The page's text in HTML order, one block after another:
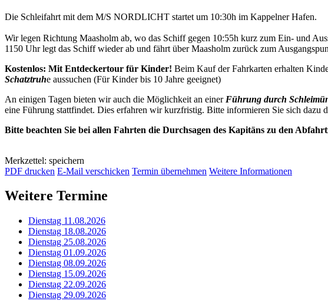
Die Schleifahrt mit dem M/S NORDLICHT startet um 10:30h im Kappelner Hafen.
Wir legen Richtung Maasholm ab, wo das Schiff gegen 10:55h kurz zum Ein- und
1150 Uhr legt das Schiff wieder ab und fährt über Maasholm zurück zum
Kostenlos: Mit Entdeckertour für Kinder! Beim Kauf der Fahrkarten erhalten
Schatztruhe aussuchen (Für Kinder bis 10 Jahre geeignet)
An einigen Tagen bieten wir auch die Möglichkeit an einer Führung durch
eine Führung stattfindet. Dies erfahren wir kurzfristig. Bitte informieren Sie sich dazu
Bitte beachten Sie bei allen Fahrten die Durchsagen des Kapitäns zu den
Merkzettel: speichern
PDF drucken E-Mail verschicken Termin übernehmen Weitere Informationen
Weitere Termine
Dienstag 11.08.2026
Dienstag 18.08.2026
Dienstag 25.08.2026
Dienstag 01.09.2026
Dienstag 08.09.2026
Dienstag 15.09.2026
Dienstag 22.09.2026
Dienstag 29.09.2026